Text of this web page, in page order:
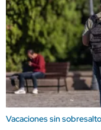
Vacaciones sin